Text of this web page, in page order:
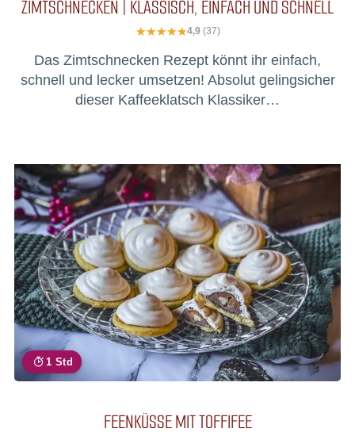
ZIMTSCHNECKEN | KLASSISCH, EINFACH UND SCHNELL
4,9 (37)
Das Zimtschnecken Rezept könnt ihr einfach,
schnell und lecker umsetzen! Absolut gelingsicher
dieser Kaffeeklatsch Klassiker…
1 Std
FEENKÜSSE MIT TOFFIFEE